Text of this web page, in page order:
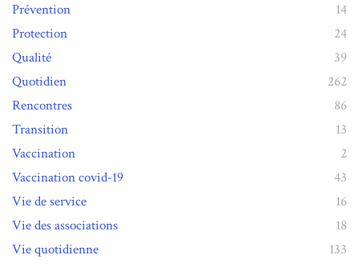
Prévention
14
Protection
24
Qualité
39
Quotidien
262
Rencontres
86
Transition
13
Vaccination
2
Vaccination covid-19
43
Vie de service
16
Vie des associations
18
Vie quotidienne
133